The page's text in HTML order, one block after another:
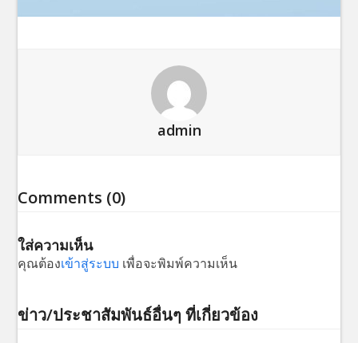
admin
Comments (0)
ใส่ความเห็น
คุณต้องเข้าสู่ระบบ เพื่อจะพิมพ์ความเห็น
ข่าว/ประชาสัมพันธ์อื่นๆ ที่เกี่ยวข้อง